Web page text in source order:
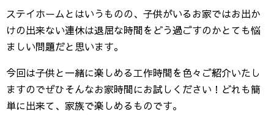
ステイホームとはいうものの、子供がいるお家ではお出か
けの出来ない連休は退屈な時間をどう過ごすのかとても悩
ましい問題だと思います。
今回は子供と一緒に楽しめる工作時間を色々ご紹介いたし
ますのでぜひそんなお家時間にお試しください！どれも簡
単に出来て、家族で楽しめるものです。